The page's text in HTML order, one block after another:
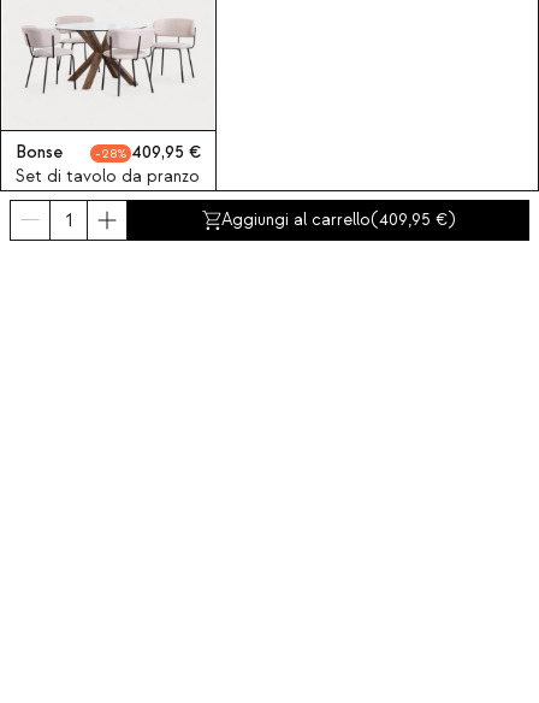
Aggiungi al carrello(409,95 )
Bonse 28
409,95
Set di tavolo da pranzo
Ø120 cm rotondo in
vetro Vuoto e 4 sedie
in tessuto Bonse